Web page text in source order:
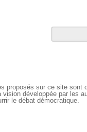
proposés sur ce site sont
développée par les
le débat démocratique.